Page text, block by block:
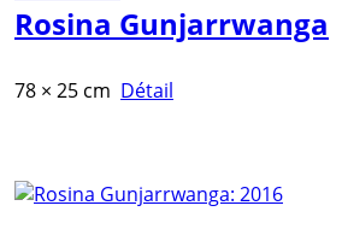
Rosina Gunjarrwanga
78 × 25 cm Détail